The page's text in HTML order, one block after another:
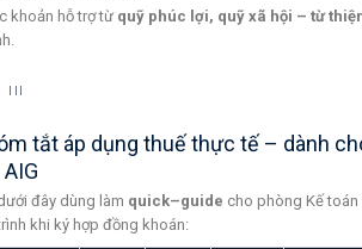
khoản hỗ trợ từ quỹ phúc lợi, quỹ xã hội – từ
III
tắt áp dụng thuế thực tế – dành
đây dùng làm quick–guide cho phòng Kế toán
khi ký hợp đồng khoán: